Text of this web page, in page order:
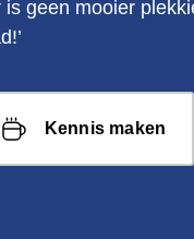
geen mooier
Kennis maken